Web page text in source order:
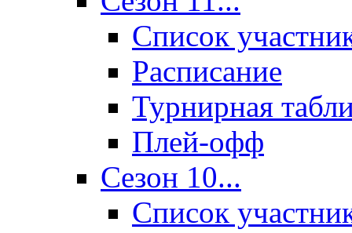
Список
Расписание
Турнирная
Плей-офф
Сезон 10...
Список